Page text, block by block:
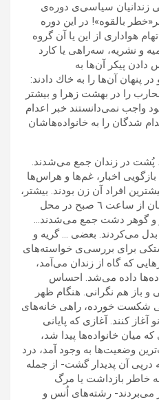
زندانيان سياسى‌ى دوره‌ى
بالقوه»! در اين دوره
هوادارى از اين يا آن گروه
و نشريه، سه‌راهى يا كارد
دادن پيكر آن‌ها به
پنهان آن‌ها را به خاك دادند:
را در بهشت زهرا و بيشتر
واجب نمى‌دانستند خبر اعدام
شدگان را به خانواده‌ها‌‌شان
پُشت در زندان جمع مى‌شدند.
اخبار، غم‌ها و هراس‌ها
افراد آن زن بودند. بيشتر،
مادرها، خواهرها و همسران… آنان از ساعت ٦ صبح در محل
و گوهر دشت جمع مى‌شدند…
بدل مى‌كردند. بعضى … گريه و
براى بررسى‌‌ی خواسته‌هاى
كه گاه از زندان مى‌آمد،
داده مى‌شد. احساس
و باز هم نگرانى. هنگام ظهر
شكست خورده، راهى خانه‌هاى
آغاز كنند. آغازى كه پايانى
كه ميان خانواده‌‌ها پيدا ‌شد،
وضعيت‌ها به وجود آمد، درد‌
آن پديدار گشت- از جمله
خاطر بازداشت يا مرگ
مى‌بردند- رشته‌هاى اُنس و